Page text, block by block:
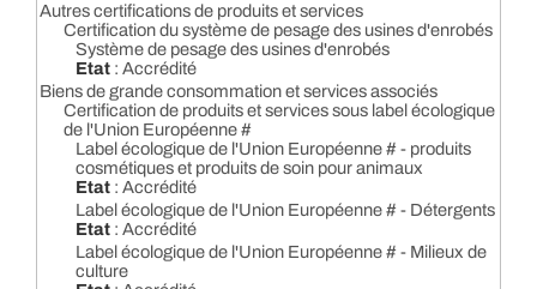
Autres certifications de produits et services
Certification du système de pesage des usines d'enrobés
Système de pesage des usines d'enrobés
Etat : Accrédité
Biens de grande consommation et services associés
Certification de produits et services sous label écologique
de l'Union Européenne #
Label écologique de l'Union Européenne # - produits
cosmétiques et produits de soin pour animaux
Etat : Accrédité
Label écologique de l'Union Européenne # - Détergents
Etat : Accrédité
Label écologique de l'Union Européenne # - Milieux de
culture